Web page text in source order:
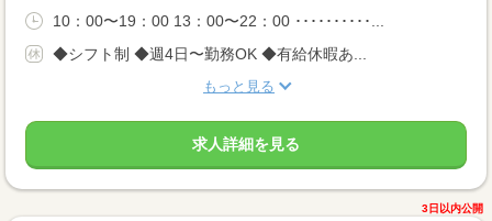
10：00〜19：00 13：00〜22：00 ･･････････...
◆シフト制 ◆週4日〜勤務OK ◆有給休暇あ...
もっと見る
求人詳細を見る
3日以内公開